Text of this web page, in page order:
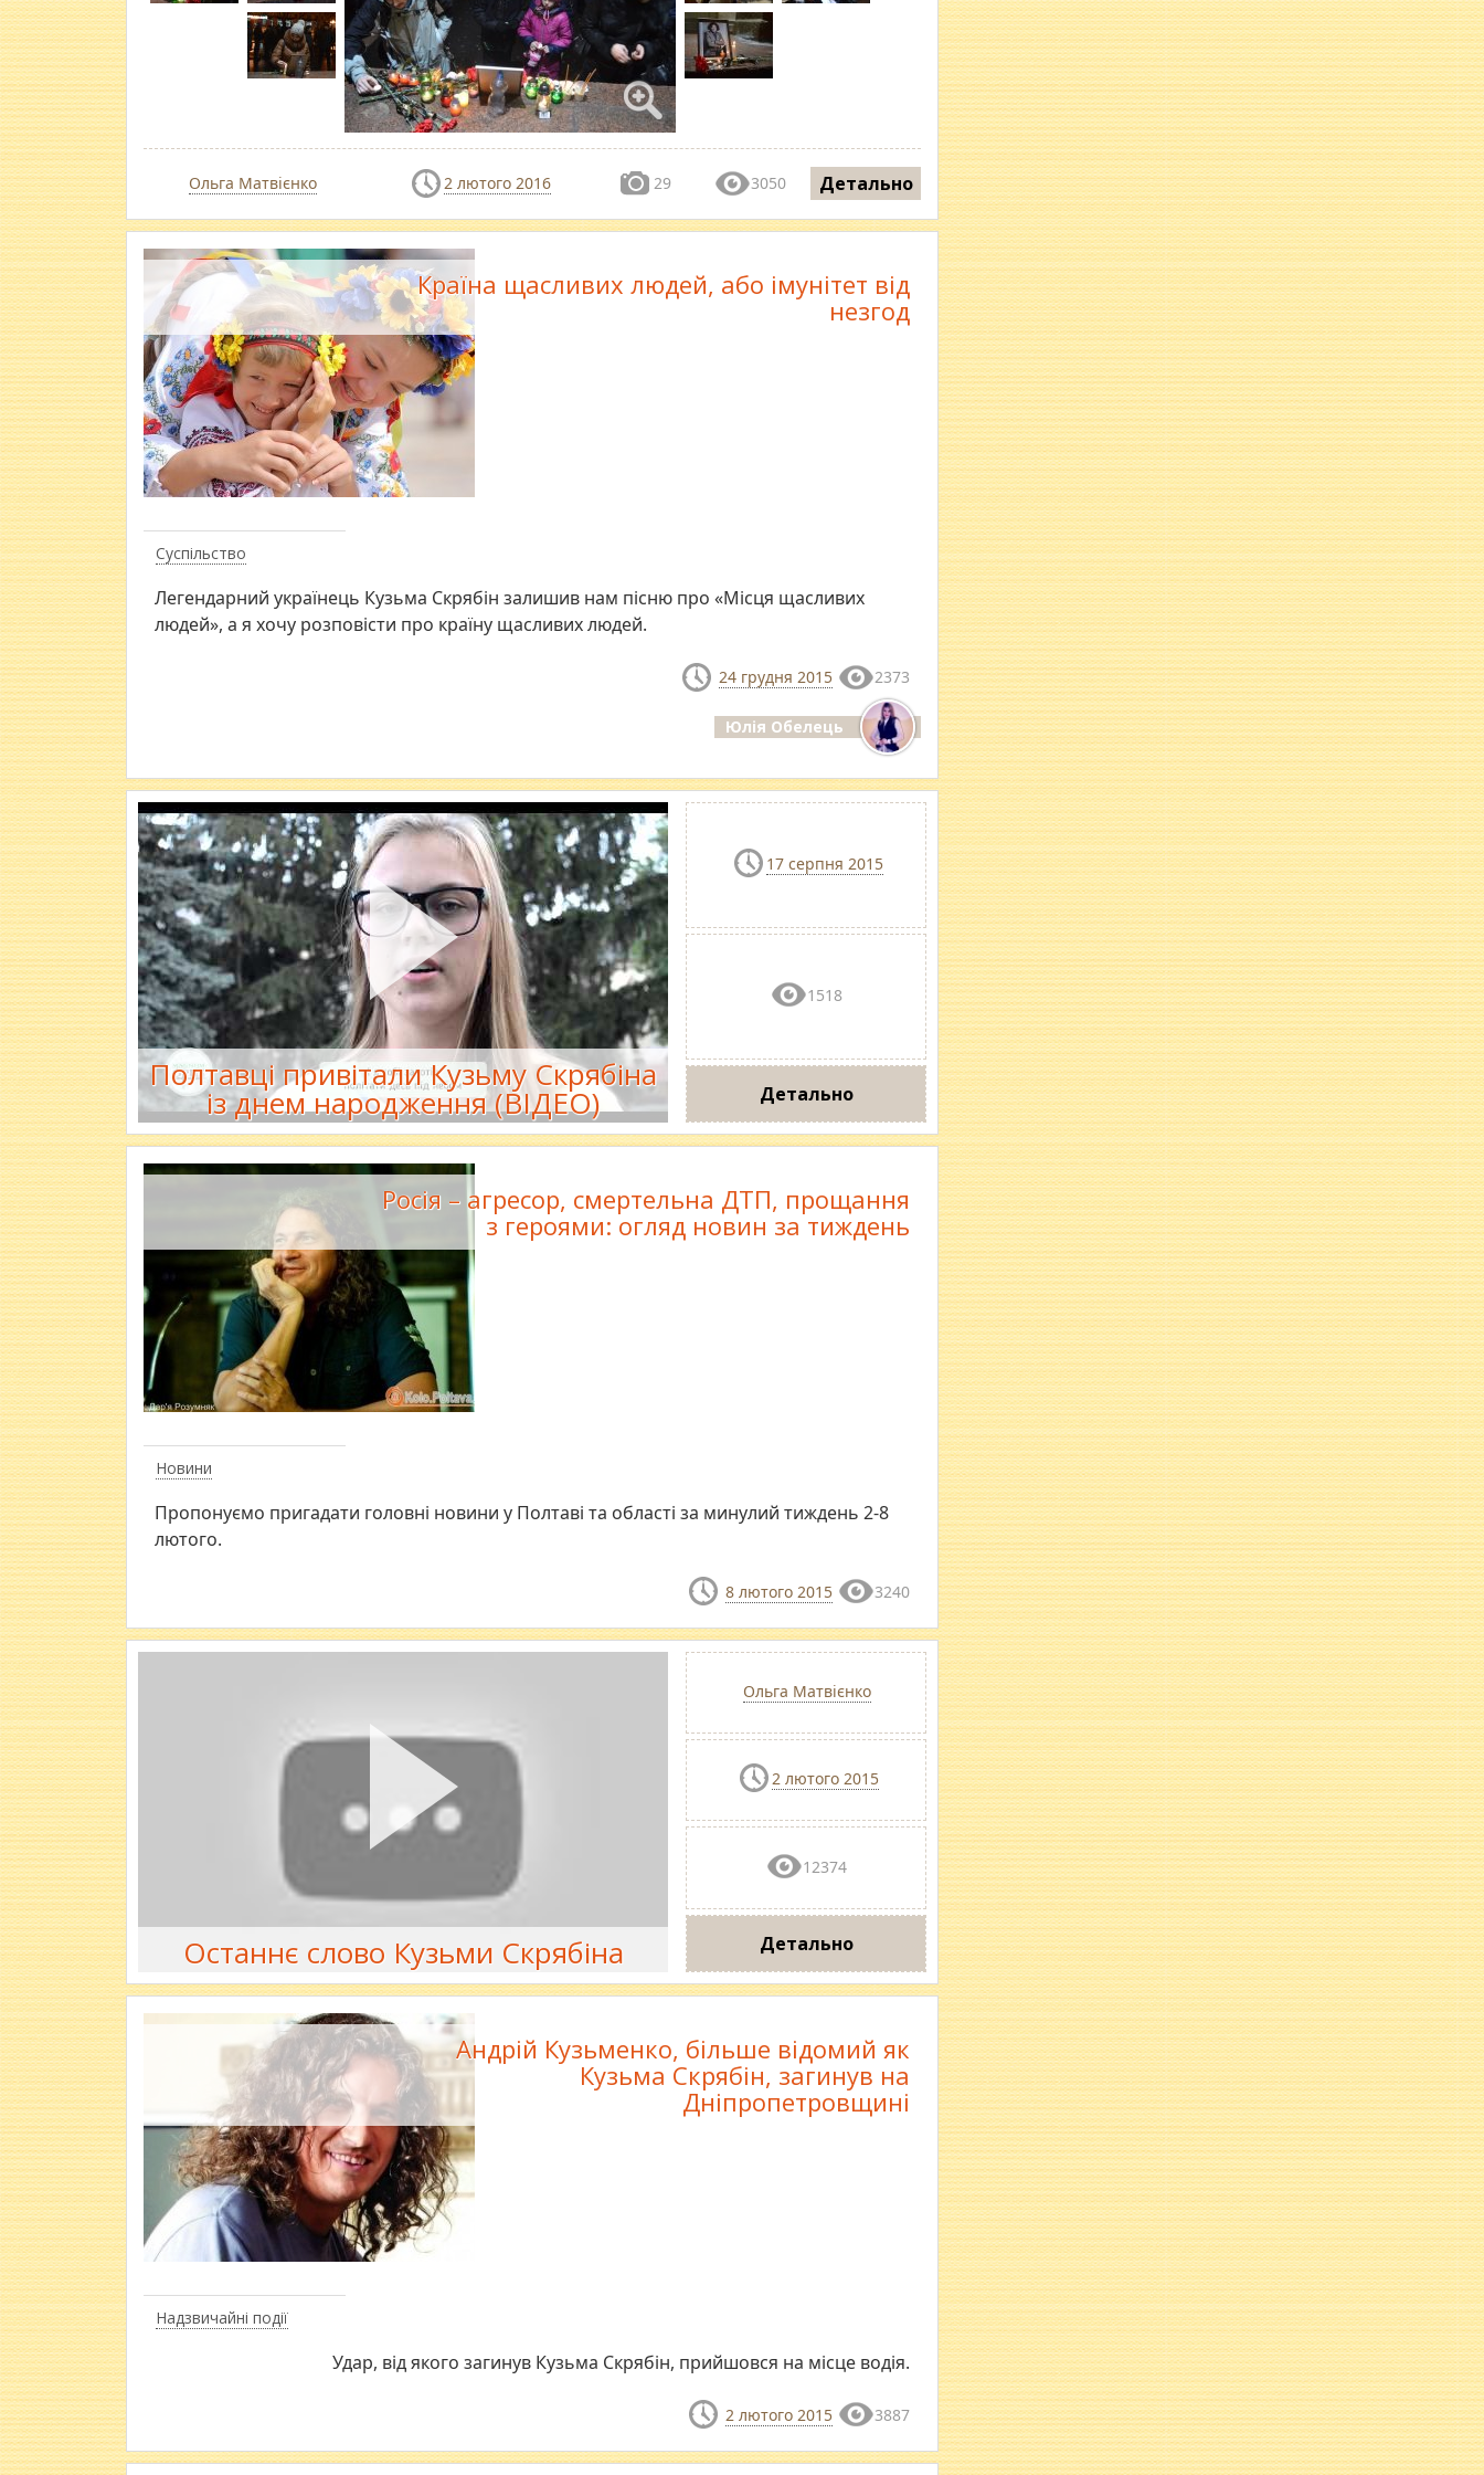
Ольга Матвієнко 2 лютого 2016 29 3050 Детально
Суспільство
Країна щасливих людей, або імунітет від
незгод
Легендарний українець Кузьма Скрябін залишив нам пісню про «Місця щасливих
людей», а я хочу розповісти про країну щасливих людей.
24 грудня 2015 2373
Юлія Обелець
Полтавці привітали Кузьму Скрябіна
із днем народження (ВІДЕО)
17 серпня 2015
1518
Детально
Новини
Росія – агресор, смертельна ДТП, прощання
з героями: огляд новин за тиждень
Пропонуємо пригадати головні новини у Полтаві та області за минулий тиждень 2-8
лютого.
8 лютого 2015 3240
Останнє слово Кузьми Скрябіна
Ольга Матвієнко
2 лютого 2015
12374
Детально
Надзвичайні події
Андрій Кузьменко, більше відомий як
Кузьма Скрябін, загинув на
Дніпропетровщині
Удар, від якого загинув Кузьма Скрябін, прийшовся на місце водія.
2 лютого 2015 3887